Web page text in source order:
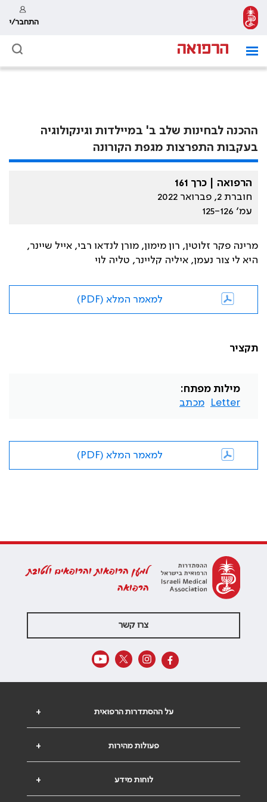
התחבר/י
ההכנה לבחינות שלב ב' במיילדות וגינקולוגיה
בעקבות התפרצות מגפת הקורונה
הרפואה | כרך 161
חוברת 2, פברואר 2022
עמ׳ 125-126
מרינה פקר זלוטין, רון מימון, מורן לנדאו רבי, אייל שיינר,
היא לי צור נעמן, איליה קליינר, טליה לוי
למאמר המלא (PDF)
תקציר
מילות מפתח:
Letter
מכתב
למאמר המלא (PDF)
למען הרופאות והרופאים ולטובת
הרפואה
צרו קשר
+ על ההסתדרות הרפואית
+ פעולות מהירות
+ לוחות מידע